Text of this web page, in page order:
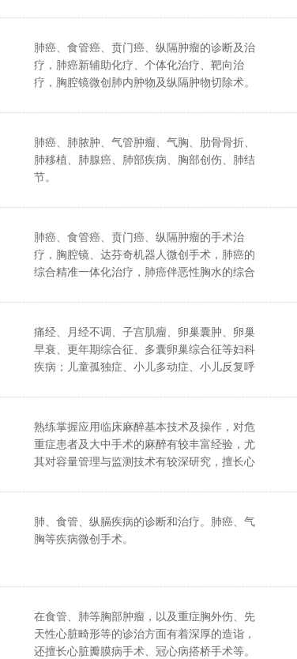
肺癌、食管癌、贲门癌、纵隔肿瘤的诊断及治
疗，肺癌新辅助化疗、个体化治疗、靶向治
疗，胸腔镜微创肺内肿物及纵隔肿物切除术。
肺癌、肺脓肿、气管肿瘤、气胸、肋骨骨折、
肺移植、肺腺癌、肺部疾病、胸部创伤、肺结
节。
肺癌、食管癌、贲门癌、纵隔肿瘤的手术治
疗，胸腔镜、达芬奇机器人微创手术，肺癌的
综合精准一体化治疗，肺癌伴恶性胸水的综合
痛经、月经不调、子宫肌瘤、卵巢囊肿、卵巢
早衰、更年期综合征、多囊卵巢综合征等妇科
疾病；儿童孤独症、小儿多动症、小儿反复呼
眠、耳鸣、耳聋、顽固性面瘫、带状疱疹及后
遗神经痛等神经精神类疾病；乳腺增生、乳腺
结节、甲状腺结节、产后诸证等疾病。
熟练掌握应用临床麻醉基本技术及操作，对危
重症患者及大中手术的麻醉有较丰富经验，尤
其对容量管理与监测技术有较深研究，擅长心
醉。
肺、食管、纵膈疾病的诊断和治疗。肺癌、气
胸等疾病微创手术。
在食管、肺等胸部肿瘤，以及重症胸外伤、先
天性心脏畸形等的诊治方面有着深厚的造诣，
还擅长心脏瓣膜病手术、冠心病搭桥手术等。